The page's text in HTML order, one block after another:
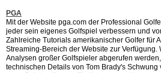
PGA
Mit der Website pga.com der Professional
jeder sein eigenes Golfspiel verbessern und
Zahlreiche Tutorials amerikanischer Golfer für
Streaming-Bereich der Website zur
Analysen großer Golfspieler abgerufen
technischen Details von Tom Brady's